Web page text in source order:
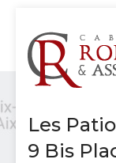
Les
9 Bis